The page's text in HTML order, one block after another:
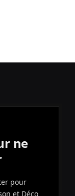
ne
pour
et Déco